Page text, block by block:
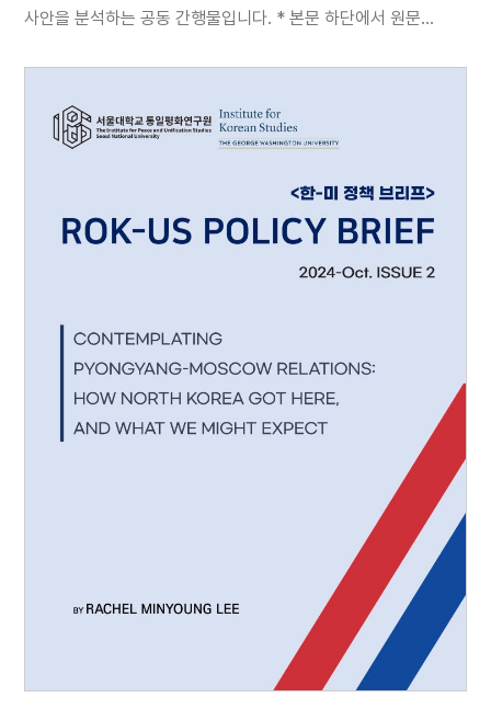
사안을 분석하는 공동 간행물입니다. * 본문 하단에서 원문